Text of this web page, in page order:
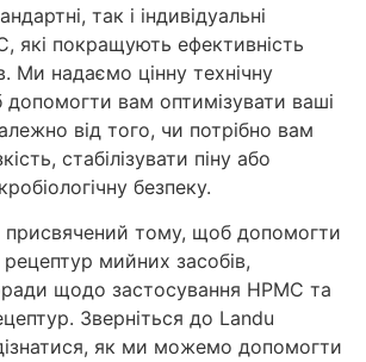
так і індивідуальні
які покращують ефективність
Ми надаємо цінну технічну
вам оптимізувати ваші
від того, чи потрібно вам
стабілізувати піну або
безпеку.
присвячений тому, щоб допомогти
мийних засобів,
щодо застосування HPMC та
Зверніться до Landu
як ми можемо допомогти